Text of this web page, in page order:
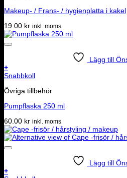
Makeup- / Frans- / hygienplatta i kakel
19.00 kr inkl. moms
Lägg till
+
Snabbkoll
Övriga tillbehör
Pumpflaska 250 ml
60.00 kr inkl. moms
Lägg till
+